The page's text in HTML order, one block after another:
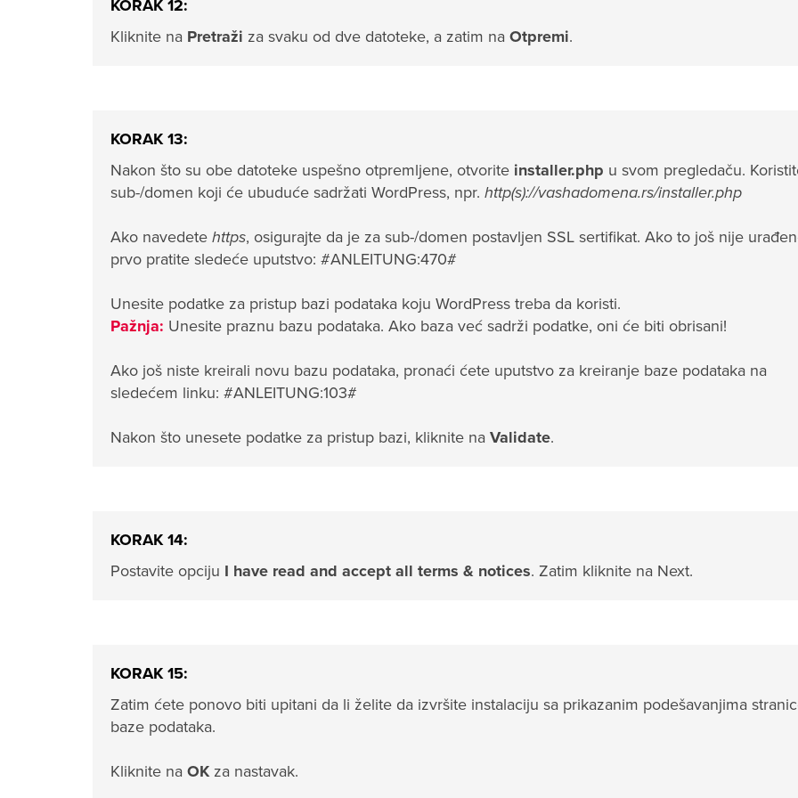
KORAK 12:
Kliknite na Pretraži za svaku od dve datoteke, a zatim na Otpremi.
KORAK 13:
Nakon što su obe datoteke uspešno otpremljene, otvorite installer.php u svom pregledaču.
sub-/domen koji će ubuduće sadržati WordPress, npr. http(s)://vashadomena.rs/installer.php
Ako navedete https, osigurajte da je za sub-/domen postavljen SSL sertifikat. Ako to još nije
prvo pratite sledeće uputstvo: #ANLEITUNG:470#
Unesite podatke za pristup bazi podataka koju WordPress treba da koristi.
Pažnja: Unesite praznu bazu podataka. Ako baza već sadrži podatke, oni će biti obrisani!
Ako još niste kreirali novu bazu podataka, pronaći ćete uputstvo za kreiranje baze podataka na
sledećem linku: #ANLEITUNG:103#
Nakon što unesete podatke za pristup bazi, kliknite na Validate.
KORAK 14:
Postavite opciju I have read and accept all terms & notices. Zatim kliknite na Next.
KORAK 15:
Zatim ćete ponovo biti upitani da li želite da izvršite instalaciju sa prikazanim podešavanjima
baze podataka.
Kliknite na OKza nastavak.